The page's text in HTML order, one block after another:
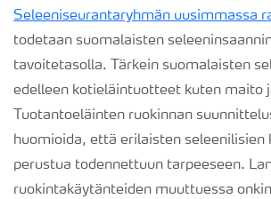
Seleeniseurantaryhmän uusimmassa
todetaan suomalaisten
tavoitetasolla. Tärkein suomalaisten
edelleen kotieläintuotteet kuten maito
Tuotantoeläinten ruokinnan
huomioida, että erilaisten seleenilisien
perustua todennettuun tarpeeseen.
ruokintakäytänteiden muuttuessa